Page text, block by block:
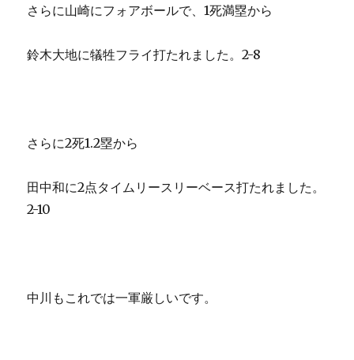
さらに山崎にフォアボールで、1死満塁から
鈴木大地に犠牲フライ打たれました。2-8
さらに2死1.2塁から
田中和に2点タイムリースリーベース打たれました。
2-10
中川もこれでは一軍厳しいです。